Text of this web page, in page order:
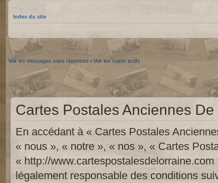
Index du site
Voir les messages sans réponses • Voir les sujets actifs
Cartes Postales Anciennes
En accédant à « Cartes Postales
« nous », « notre », « nos », « Cartes
« http://www.cartespostalesdelorraine.com
légalement responsable des conditions